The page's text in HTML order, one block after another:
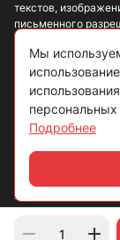
текстов,
письменного
Информация,
ознакомительный
публичная оферта
Политика
Согласие на
Пользовательское
Мы
Подробнее